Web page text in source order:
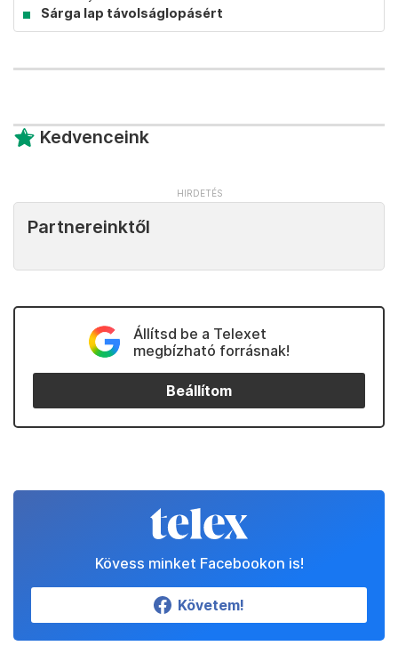
Sárga lap távolságlopásért
Kedvenceink
Partnereinktől
Állítsd be a Telexet
megbízható forrásnak!
Beállítom
Kövess minket Facebookon is!
Követem!